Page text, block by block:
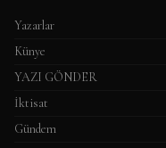
Yazarlar
Künye
YAZI GÖNDER
İktisat
Gündem